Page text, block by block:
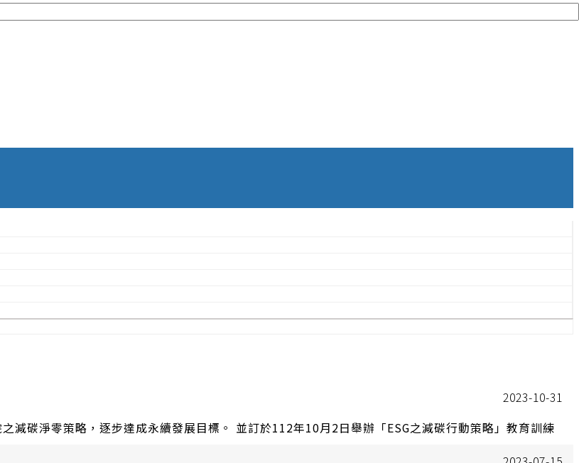
2023-10-31
為推動本院中長期永續發展目標，並深植節能減碳共識，以推動本院之減碳淨零策略，逐步達成永續發展目標。 並訂於112年10月2日舉辦「ESG之減碳行動策略」教育訓練